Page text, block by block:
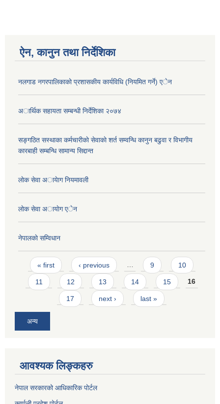
ऐन, कानुन तथा निर्देशिका
नलगाड नगरपालिकाको प्रशासकीय कार्यविधि (नियमित गर्ने) एेन
अार्थिक सहायता सम्बन्धी निर्देशिका २०७४
सङ्गठित सस्थाका कर्मचारीकाे सेवाकाे शर्त सम्वन्धि कानुन बढुवा र विभागीय
कारबाही सम्बन्धि सामान्य सिद्दान्त
लाेक सेवा अायेाग नियमावली
लाेक सेवा अायाेग एेन
नेपालकाे सम्विधान
Pages
« first ‹ previous … 9 10
11 12 13 14 15 16
17 next › last »
अन्य
आवश्यक लिङ्कहरु
नेपाल सरकारको आधिकारिक पोर्टल